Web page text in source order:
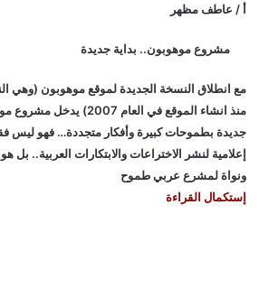
أ / عاطف مظهر
مشروع موهوبون.. بداية جديدة
مع انطلاق النسخة الجديدة لموقع موهوبون (وهي
منذ انشاء الموقع في العام 2007)
جديدة بطموحات كبيرة وأفكار متجددة… فهو ليس
إعلامية لنشر الاختراعات والابتكارات العربية.. بل هو
ونواة لمشرع عربي طموح
إستكمال القراءة